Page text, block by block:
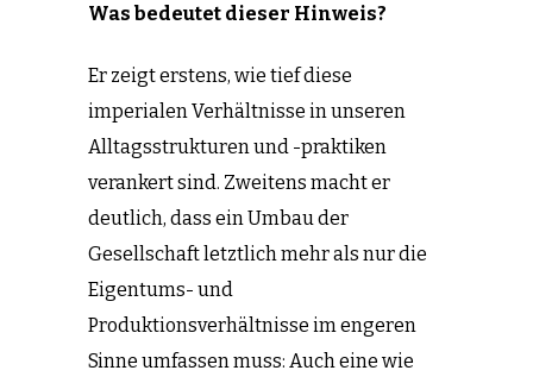
Was bedeutet dieser Hinweis?
Er zeigt erstens, wie tief diese
imperialen Verhältnisse in unseren
Alltagsstrukturen und -praktiken
verankert sind. Zweitens macht er
deutlich, dass ein Umbau der
Gesellschaft letztlich mehr als nur die
Eigentums- und
Produktionsverhältnisse im engeren
Sinne umfassen muss: Auch eine wie